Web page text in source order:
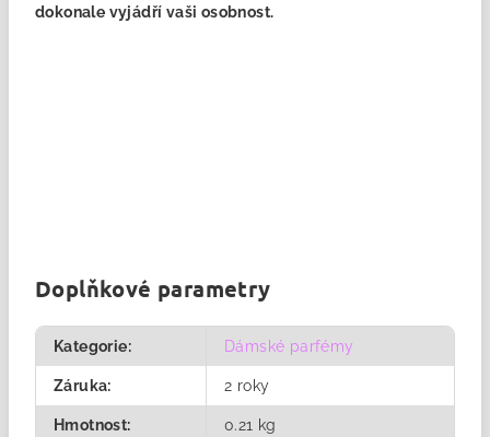
dokonale vyjádří vaši osobnost.
Doplňkové parametry
Kategorie: Dámské parfémy
Záruka: 2 roky
Hmotnost: 0.21 kg